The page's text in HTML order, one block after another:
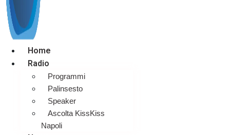
Home
Radio
Programmi
Palinsesto
Speaker
Ascolta KissKiss
Napoli